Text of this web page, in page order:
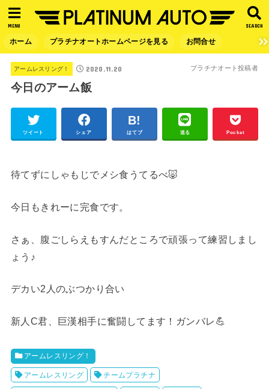
SEARCH
MENU
ホーム プラチナオートホームページを見る お問合せ
アームレスリング！ 2020.11.20 プラチナオート投稿者
今日のアーム飯
ツイート シェア はてブ 送る Pocket
待てずにしゃもじでメシ食うてるべ🐷
今日もきれーに完食です。
さぁ、腹ごしらえもすんだところで頑張って練習しまし
ょう♪
デカい2人のぶつかり合い
新人C君、巨漢相手に奮闘してます！ガンバレ💪
アームレスリング！
アームレスリング チームプラチナ